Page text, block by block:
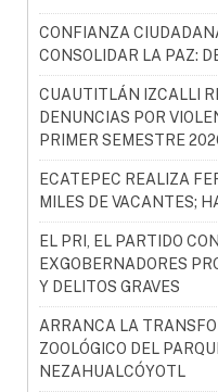
CONFIANZA
CONSOLIDAR LA PAZ:
CUAUTITLÁN IZCALLI
DENUNCIAS POR
PRIMER SEMESTRE
ECATEPEC REALIZA
MILES DE VACANTES;
EL PRI, EL PARTIDO
EXGOBERNADORES
Y DELITOS GRAVES
ARRANCA LA
ZOOLÓGICO DEL
NEZAHUALCÓYOTL